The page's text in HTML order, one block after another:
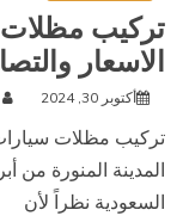
تركيب
الاسعار
أكتوبر 30, 2024
تركيب مظلات سيارات
المدينة المنورة من
السعودية نظراً لأن